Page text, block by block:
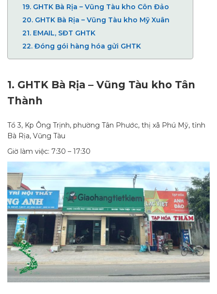
19. GHTK Bà Rịa – Vũng Tàu kho Côn Đảo
20. GHTK Bà Rịa – Vũng Tàu kho Mỹ Xuân
21. EMAIL, SĐT GHTK
22. Đóng gói hàng hóa gửi GHTK
1. GHTK Bà Rịa – Vũng Tàu kho Tân
Thành
Tổ 3, Kp Ông Trịnh, phường Tân Phước, thị xã Phú Mỹ, tỉnh
Bà Rịa, Vũng Tàu
Giờ làm việc: 7:30 – 17:30